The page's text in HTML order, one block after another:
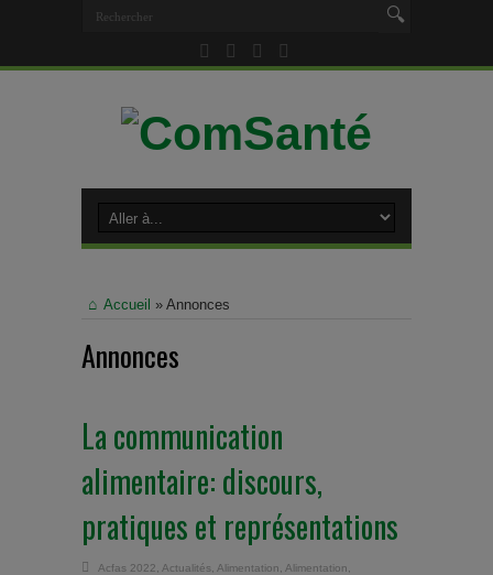
Accueil » Annonces
Annonces
La communication
alimentaire: discours,
pratiques et représentations
Acfas 2022 Actualités Alimentation Alimentation